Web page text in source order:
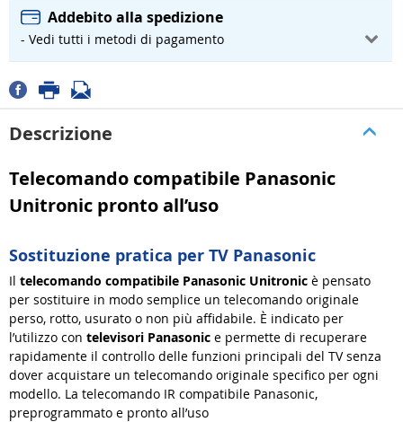
Addebito alla spedizione
- Vedi tutti i metodi di pagamento
Descrizione
Telecomando compatibile Panasonic
Unitronic pronto all’uso
Sostituzione pratica per TV Panasonic
Il telecomando compatibile Panasonic Unitronic è pensato
per sostituire in modo semplice un telecomando originale
perso, rotto, usurato o non più affidabile. È indicato per
l’utilizzo con televisori Panasonic e permette di recuperare
rapidamente il controllo delle funzioni principali del TV senza
dover acquistare un telecomando originale specifico per ogni
modello. La telecomando IR compatibile Panasonic,
preprogrammato e pronto all’uso